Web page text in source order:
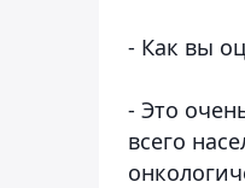
- Как вы
- Это
всего